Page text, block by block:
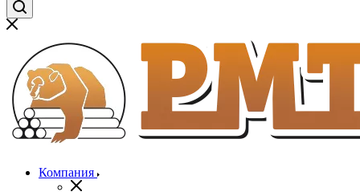
Компания